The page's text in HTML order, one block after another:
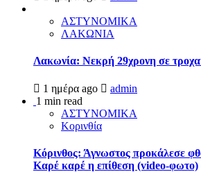
ΑΣΤΥΝΟΜΙΚΑ
ΛΑΚΩΝΙΑ
Λακωνία: Νεκρή 29χρονη σε
1 ημέρα ago
admin
1 min read
ΑΣΤΥΝΟΜΙΚΑ
Κορινθία
Κόρινθος: Άγνωστος προκάλεσε
Καρέ καρέ η επίθεση (video-φωτο)